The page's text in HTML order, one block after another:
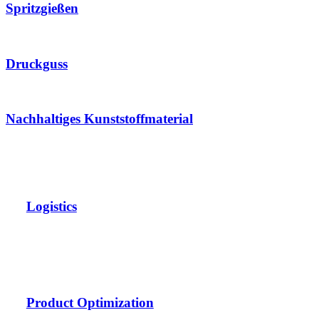
Spritzgießen
Druckguss
Nachhaltiges Kunststoffmaterial
Logistics
Product Optimization